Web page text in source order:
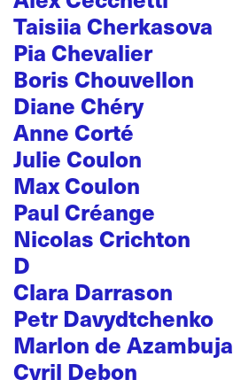
Taisiia Cherkasova
Pia Chevalier
Boris Chouvellon
Diane Chéry
Anne Corté
Julie Coulon
Max Coulon
Paul Créange
Nicolas Crichton
D
Clara Darrason
Petr Davydtchenko
Marlon de Azambuja
Cyril Debon